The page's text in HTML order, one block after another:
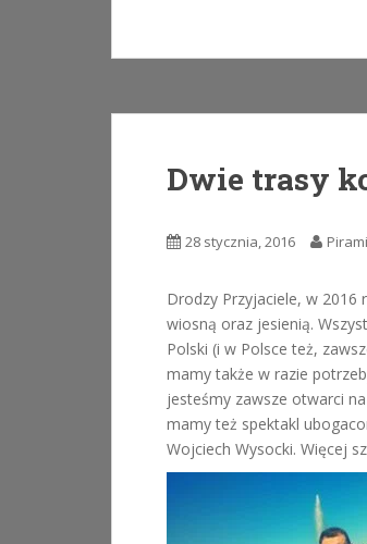
Dwie trasy
28 stycznia, 2016
Drodzy Przyjaciele, w 2016
wiosną oraz jesienią.
Polski (i w Polsce też,
mamy także w razie
jesteśmy zawsze otwarci
mamy też spektakl
Wojciech Wysocki. Więcej